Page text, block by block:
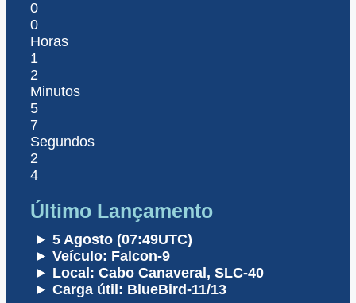
0
0
Horas
1
2
Minutos
5
7
Segundos
2
4
Último Lançamento
► 5 Agosto (07:49UTC)
► Veículo: Falcon-9
► Local: Cabo Canaveral, SLC-40
► Carga útil: BlueBird-11/13